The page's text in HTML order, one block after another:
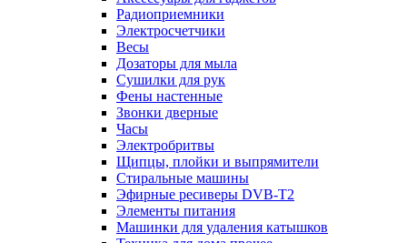
Радиоприемники
Электросчетчики
Весы
Дозаторы для мыла
Сушилки для рук
Фены настенные
Звонки дверные
Часы
Электробритвы
Щипцы, плойки и выпрямители
Стиральные машины
Эфирные ресиверы DVB-T2
Элементы питания
Машинки для удаления катышков